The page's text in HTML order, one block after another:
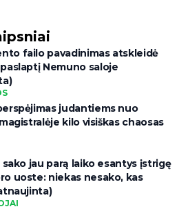
failo pavadinimas atskleidė
Nemuno saloje
judantiems nuo
kilo visiškas chaosas
sako jau parą laiko esantys įstrigę
uoste: niekas nesako, kas